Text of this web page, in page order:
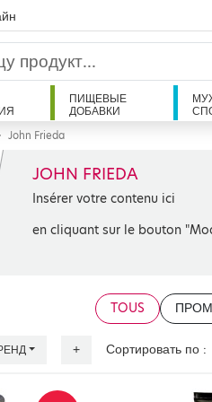
ПИЩЕВЫЕ
ДОБАВКИ
John Frieda
JOHN FRIEDA
Insérer votre contenu ici
en cliquant sur le bouton
TOUS
+ Сортировать по :